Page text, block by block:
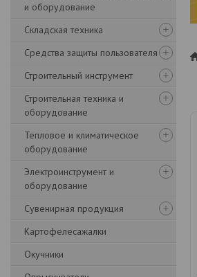
и оборудование
Складская техника
Средства защиты пользователя
Строительный инструмент
Строительная техника и
оборудование
Тепловое и климатическое
оборудование
Электроинструмент и
оборудование
Сувенирная продукция
Картофелесажалки
Окучники